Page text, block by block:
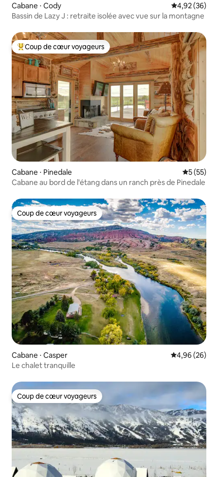
Cabane ⋅ Cody Évaluation
4,92 (36)
Bassin de Lazy J : retraite isolée avec vue sur la montagne
Coups de cœur voyageurs les plus appréciés
Coup de cœur voyageurs
Cabane ⋅ Pinedale
5 (55)
Cabane au bord de l'étang dans un ranch près de Pinedale
Coup de cœur voyageurs
Coup de cœur voyageurs
Cabane ⋅ Casper Évaluation
4,96 (26)
Le chalet tranquille
Coup de cœur voyageurs
Coup de cœur voyageurs